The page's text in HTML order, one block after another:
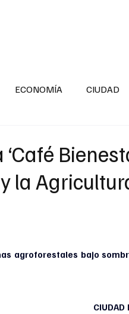
ECONOMÍA CIUDAD
FITNESS
SALUD
la
agroforestales bajo
CIUDAD